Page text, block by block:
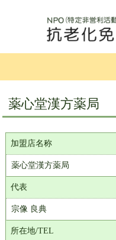
薬心堂漢方薬局
加盟店名称
薬心堂漢方薬局
代表
宗像 良典
所在地/TEL